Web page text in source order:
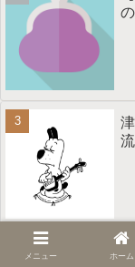
流
メニュー ホーム